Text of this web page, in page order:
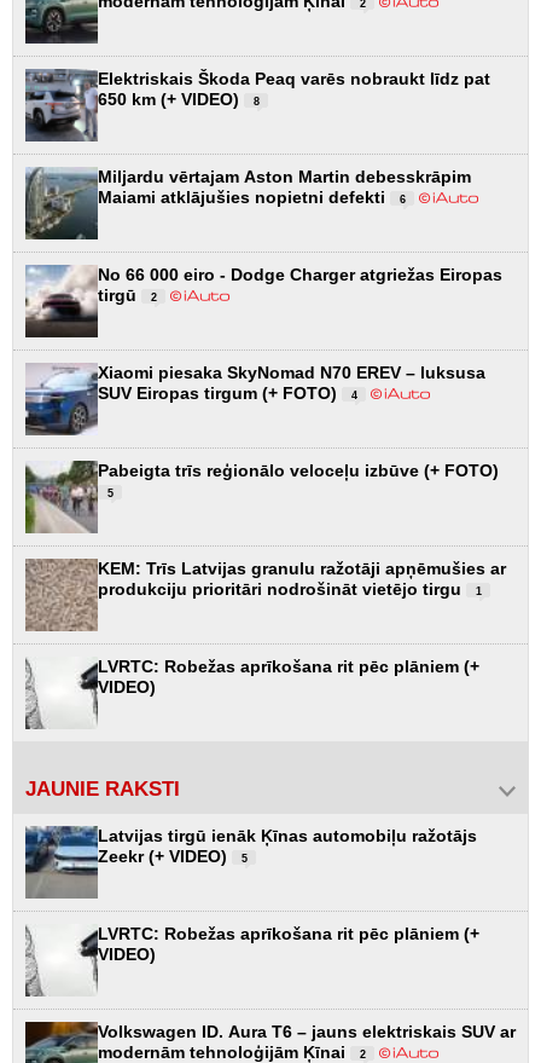
2
Elektriskais Škoda Peaq varēs nobraukt līdz pat
650 km (+ VIDEO)
8
Miljardu vērtajam Aston Martin debesskrāpim
Maiami atklājušies nopietni defekti
6
No 66 000 eiro - Dodge Charger atgriežas Eiropas
tirgū
2
Xiaomi piesaka SkyNomad N70 EREV – luksusa
SUV Eiropas tirgum (+ FOTO)
4
Pabeigta trīs reģionālo veloceļu izbūve (+ FOTO)
5
KEM: Trīs Latvijas granulu ražotāji apņēmušies ar
produkciju prioritāri nodrošināt vietējo tirgu
1
LVRTC: Robežas aprīkošana rit pēc plāniem (+
VIDEO)
JAUNIE RAKSTI
Latvijas tirgū ienāk Ķīnas automobiļu ražotājs
Zeekr (+ VIDEO)
5
LVRTC: Robežas aprīkošana rit pēc plāniem (+
VIDEO)
Volkswagen ID. Aura T6 – jauns elektriskais SUV ar
modernām tehnoloģijām Ķīnai
2